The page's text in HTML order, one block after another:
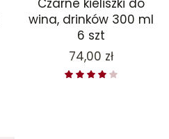
Czarne kieliszki do
wina, drinków 300 ml
6 szt
Cena
74,00 zł